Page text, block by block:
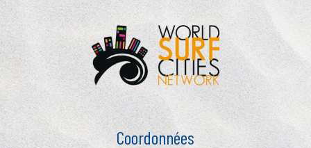
Coordonnées